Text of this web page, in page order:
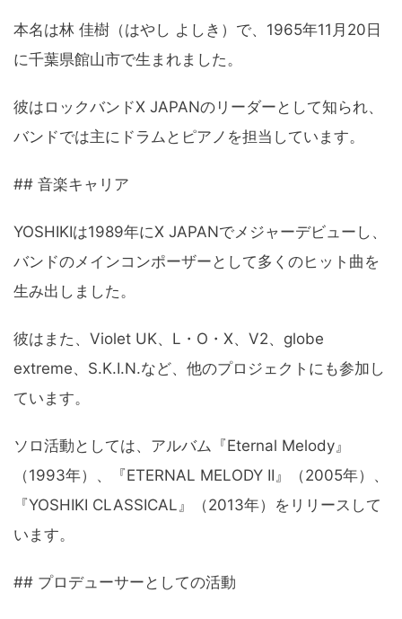
本名は林 佳樹（はやし よしき）で、1965年11月20日
に千葉県館山市で生まれました。
彼はロックバンドX JAPANのリーダーとして知られ、
バンドでは主にドラムとピアノを担当しています。
## 音楽キャリア
YOSHIKIは1989年にX JAPANでメジャーデビューし、
バンドのメインコンポーザーとして多くのヒット曲を
生み出しました。
彼はまた、Violet UK、L・O・X、V2、globe
extreme、S.K.I.N.など、他のプロジェクトにも参加し
ています。
ソロ活動としては、アルバム『Eternal Melody』
（1993年）、『ETERNAL MELODY II』（2005年）、
『YOSHIKI CLASSICAL』（2013年）をリリースして
います。
## プロデューサーとしての活動